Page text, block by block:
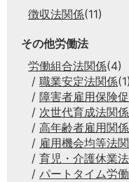
徴収法関係(11)
その他労働法
労働組合法関係(4)
職業安定法関係(1)
障害者雇用保険
次世代育成法関係
高年齢者雇用関係
雇用機会均等法
育児・介護休業
パートタイム労